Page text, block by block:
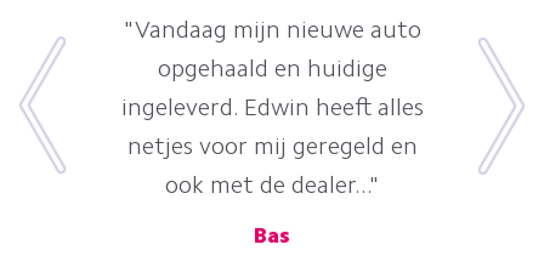
"Vandaag mijn nieuwe auto
opgehaald en huidige
ingeleverd. Edwin heeft alles
netjes voor mij geregeld en
ook met de dealer..."
Bas